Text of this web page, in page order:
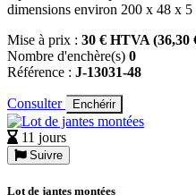
dimensions environ 200 x 48 x 5
Mise à prix : 30 € HTVA (36,30
Nombre d'enchère(s) 0
Référence : J-13031-48
Consulter Enchérir
11 jours
Suivre
Lot de jantes montées